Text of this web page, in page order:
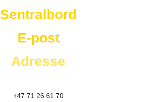
Sentralbord
E-post
Adresse
+47 71 26 61 70